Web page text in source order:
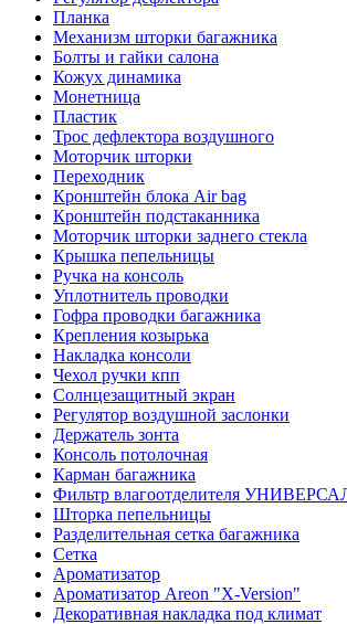
Планка
Механизм шторки багажника
Болты и гайки салона
Кожух динамика
Монетница
Пластик
Трос дефлектора воздушного
Моторчик шторки
Переходник
Кронштейн блока Air bag
Кронштейн подстаканника
Моторчик шторки заднего стекла
Крышка пепельницы
Ручка на консоль
Уплотнитель проводки
Гофра проводки багажника
Крепления козырька
Накладка консоли
Чехол ручки кпп
Солнцезащитный экран
Регулятор воздушной заслонки
Держатель зонта
Консоль потолочная
Карман багажника
Фильтр влагоотделителя
Шторка пепельницы
Разделительная сетка багажника
Сетка
Ароматизатор
Ароматизатор Areon "X-Version"
Декоративная накладка под климат